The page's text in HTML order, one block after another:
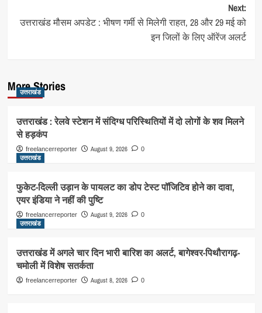
Next:
उत्तराखंड मौसम अपडेट : भीषण गर्मी से मिलेगी राहत, 28 और 29 मई को
इन जिलों के लिए ऑरेंज अलर्ट
More Stories
उत्तराखंड
उत्तराखंड : रेलवे स्टेशन में संदिग्ध परिस्थितियों में दो लोगों के शव मिलने
से हड़कंप
freelancerreporter August 9, 2026 0
उत्तराखंड
फुकेट-दिल्ली उड़ान के पायलट का डोप टेस्ट पॉजिटिव होने का दावा,
एयर इंडिया ने नहीं की पुष्टि
freelancerreporter August 9, 2026 0
उत्तराखंड
उत्तराखंड में अगले चार दिन भारी बारिश का अलर्ट, बागेश्वर-पिथौरागढ़-
चमोली में विशेष सतर्कता
freelancerreporter August 8, 2026 0